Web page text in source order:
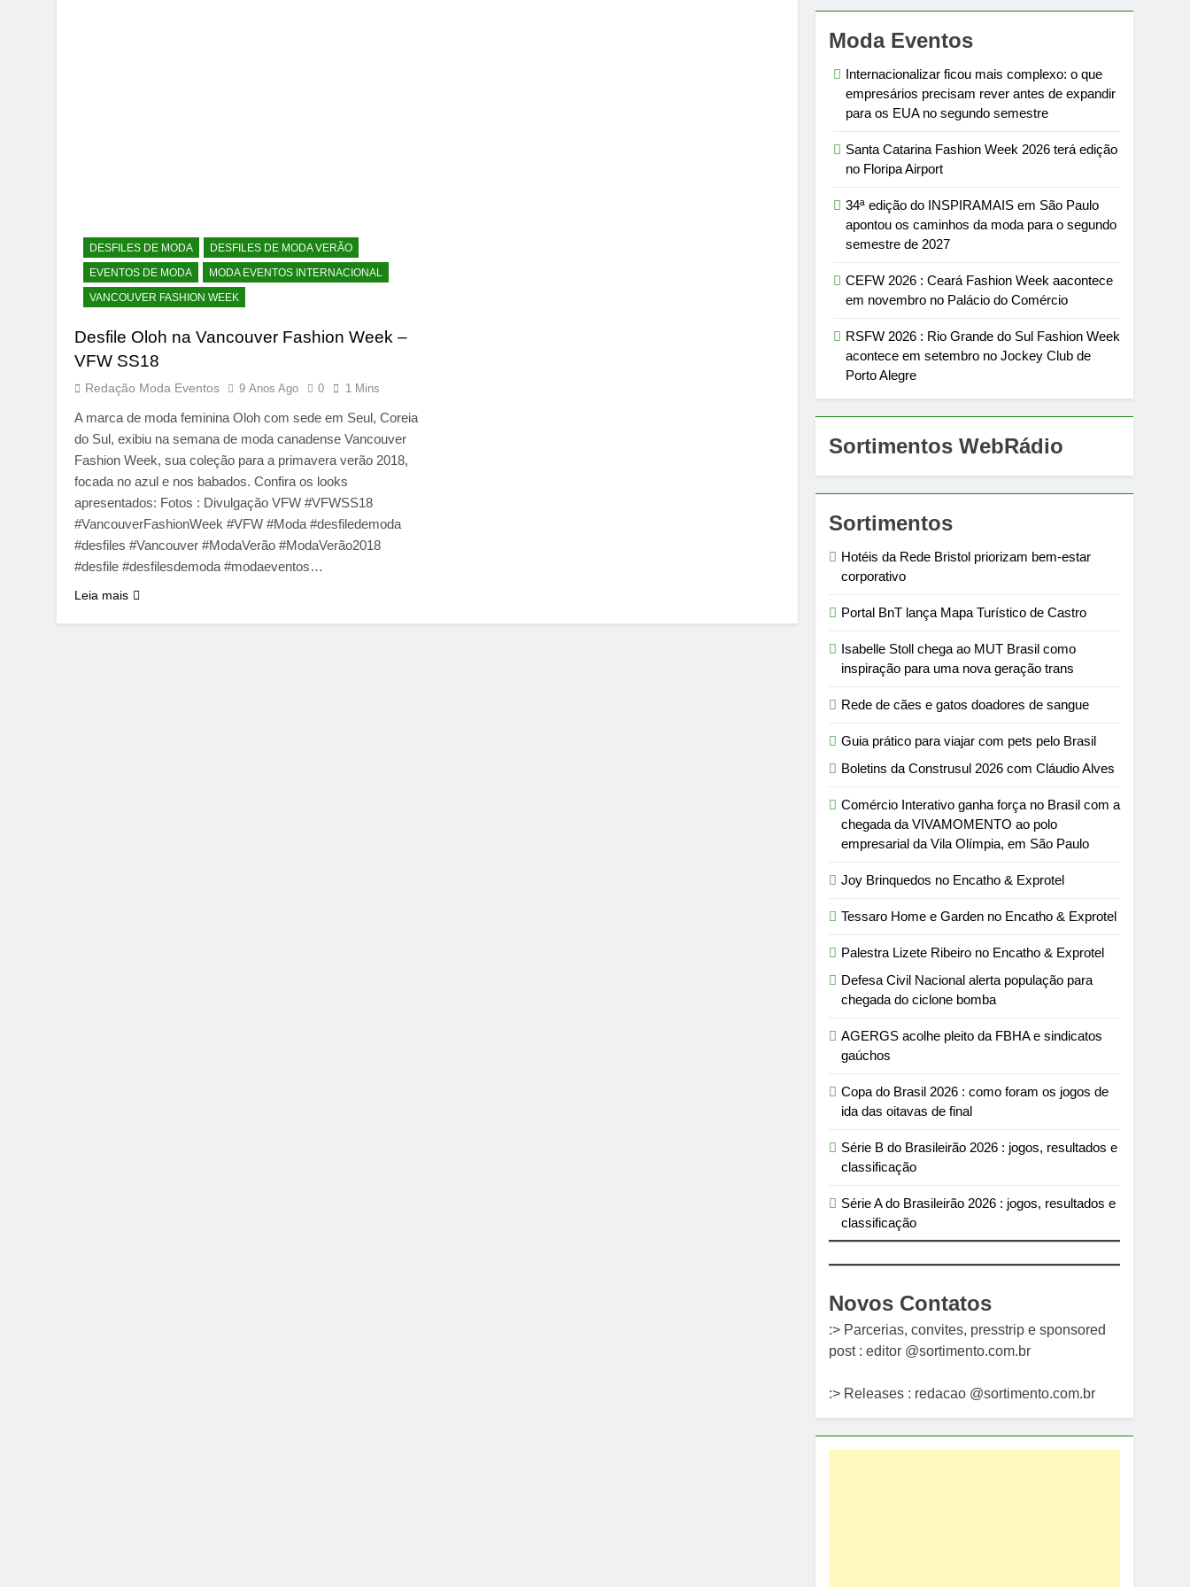
DESFILES DE MODA
DESFILES DE MODA VERÃO
EVENTOS DE MODA
MODA EVENTOS INTERNACIONAL
VANCOUVER FASHION WEEK
Desfile Oloh na Vancouver Fashion Week –
VFW SS18
Redação Moda Eventos 9 Anos Ago 0 1 Mins
A marca de moda feminina Oloh com sede em Seul, Coreia
do Sul, exibiu na semana de moda canadense Vancouver
Fashion Week, sua coleção para a primavera verão 2018,
focada no azul e nos babados. Confira os looks
apresentados: Fotos : Divulgação VFW #VFWSS18
#VancouverFashionWeek #VFW #Moda #desfiledemoda
#desfiles #Vancouver #ModaVerão #ModaVerão2018
#desfile #desfilesdemoda #modaeventos…
Leia mais
Moda Eventos
Internacionalizar ficou mais complexo: o que
empresários precisam rever antes de expandir
para os EUA no segundo semestre
Santa Catarina Fashion Week 2026 terá edição
no Floripa Airport
34ª edição do INSPIRAMAIS em São Paulo
apontou os caminhos da moda para o segundo
semestre de 2027
CEFW 2026 : Ceará Fashion Week aacontece
em novembro no Palácio do Comércio
RSFW 2026 : Rio Grande do Sul Fashion Week
acontece em setembro no Jockey Club de
Porto Alegre
Sortimentos WebRádio
Sortimentos
Hotéis da Rede Bristol priorizam bem-estar
corporativo
Portal BnT lança Mapa Turístico de Castro
Isabelle Stoll chega ao MUT Brasil como
inspiração para uma nova geração trans
Rede de cães e gatos doadores de sangue
Guia prático para viajar com pets pelo Brasil
Boletins da Construsul 2026 com Cláudio Alves
Comércio Interativo ganha força no Brasil com a
chegada da VIVAMOMENTO ao polo
empresarial da Vila Olímpia, em São Paulo
Joy Brinquedos no Encatho & Exprotel
Tessaro Home e Garden no Encatho & Exprotel
Palestra Lizete Ribeiro no Encatho & Exprotel
Defesa Civil Nacional alerta população para
chegada do ciclone bomba
AGERGS acolhe pleito da FBHA e sindicatos
gaúchos
Copa do Brasil 2026 : como foram os jogos de
ida das oitavas de final
Série B do Brasileirão 2026 : jogos, resultados e
classificação
Série A do Brasileirão 2026 : jogos, resultados e
classificação
Novos Contatos
:> Parcerias, convites, presstrip e sponsored
post : editor @sortimento.com.br
:> Releases : redacao @sortimento.com.br